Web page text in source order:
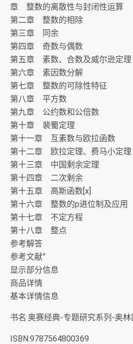
章 整数的离散性与封闭性运算
第二章 整数的相除
第三章 同余
第四章 奇数与偶数
第五章 素数、合数及威尔逊定理
第六章 素因数分解
第七章 整数的可除性特征
第八章 平方数
第九章 公约数和公倍数
第十章 裴蜀定理
第十一章 互素数与欧拉函数
第十二章 欧拉定理、费马小定理
第十三章 中国剩余定理
第十四章 二次剩余
第十五章 高斯函数[x]
第十六章 整数的p进位制及应用
第十七章 不定方程
第十八章 整点
参考解答
参考文献”
显示部分信息
商品详情
基本详情信息
书名:奥赛经典-专题研究系列-奥
ISBN:9787564800369